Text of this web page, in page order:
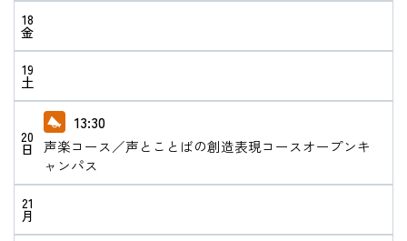
18
金
19
土
20
日
13:30
声楽コース／声とことばの創造表現コースオープンキ
ャンパス
21
月